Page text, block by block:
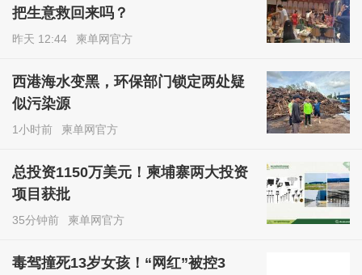
把生意救回来吗？
昨天 12:44 柬单网官方
西港海水变黑，环保部门锁定两处疑
似污染源
1小时前 柬单网官方
总投资1150万美元！柬埔寨两大投资
项目获批
35分钟前 柬单网官方
毒驾撞死13岁女孩！“网红”被控3